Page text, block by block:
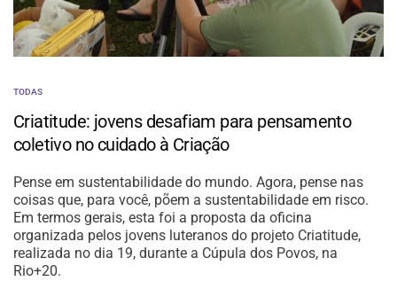
TODAS
Criatitude: jovens desafiam para pensamento
coletivo no cuidado à Criação
Pense em sustentabilidade do mundo. Agora, pense nas
coisas que, para você, põem a sustentabilidade em risco.
Em termos gerais, esta foi a proposta da oficina
organizada pelos jovens luteranos do projeto Criatitude,
realizada no dia 19, durante a Cúpula dos Povos, na
Rio+20.